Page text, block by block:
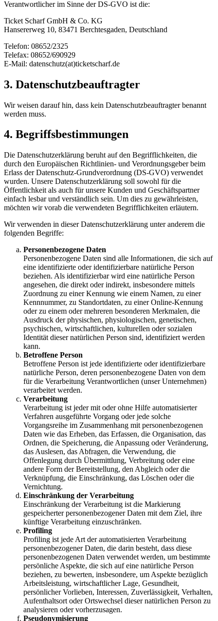
Verantwortlicher im Sinne der DS-GVO ist die:
Ticket Scharf GmbH & Co. KG
Hansererweg 10, 83471 Berchtesgaden, Deutschland
Telefon: 08652/2325
Telefax: 08652/690929
E-Mail: datenschutz(at)ticketscharf.de
3. Datenschutzbeauftragter
Wir weisen darauf hin, dass kein Datenschutzbeauftragter benannt
werden muss.
4. Begriffsbestimmungen
Die Datenschutzerklärung beruht auf den Begrifflichkeiten, die
durch den Europäischen Richtlinien- und Verordnungsgeber beim
Erlass der Datenschutz-Grundverordnung (DS-GVO) verwendet
wurden. Unsere Datenschutzerklärung soll sowohl für die
Öffentlichkeit als auch für unsere Kunden und Geschäftspartner
einfach lesbar und verständlich sein. Um dies zu gewährleisten,
möchten wir vorab die verwendeten Begrifflichkeiten erläutern.
Wir verwenden in dieser Datenschutzerklärung unter anderem die
folgenden Begriffe:
Personenbezogene Daten
Personenbezogene Daten sind alle Informationen, die sich auf
eine identifizierte oder identifizierbare natürliche Person
beziehen. Als identifizierbar wird eine natürliche Person
angesehen, die direkt oder indirekt, insbesondere mittels
Zuordnung zu einer Kennung wie einem Namen, zu einer
Kennnummer, zu Standortdaten, zu einer Online-Kennung
oder zu einem oder mehreren besonderen Merkmalen, die
Ausdruck der physischen, physiologischen, genetischen,
psychischen, wirtschaftlichen, kulturellen oder sozialen
Identität dieser natürlichen Person sind, identifiziert werden
kann.
Betroffene Person
Betroffene Person ist jede identifizierte oder identifizierbare
natürliche Person, deren personenbezogene Daten von dem
für die Verarbeitung Verantwortlichen (unser Unternehmen)
verarbeitet werden.
Verarbeitung
Verarbeitung ist jeder mit oder ohne Hilfe automatisierter
Verfahren ausgeführte Vorgang oder jede solche
Vorgangsreihe im Zusammenhang mit personenbezogenen
Daten wie das Erheben, das Erfassen, die Organisation, das
Ordnen, die Speicherung, die Anpassung oder Veränderung,
das Auslesen, das Abfragen, die Verwendung, die
Offenlegung durch Übermittlung, Verbreitung oder eine
andere Form der Bereitstellung, den Abgleich oder die
Verknüpfung, die Einschränkung, das Löschen oder die
Vernichtung.
Einschränkung der Verarbeitung
Einschränkung der Verarbeitung ist die Markierung
gespeicherter personenbezogener Daten mit dem Ziel, ihre
künftige Verarbeitung einzuschränken.
Profiling
Profiling ist jede Art der automatisierten Verarbeitung
personenbezogener Daten, die darin besteht, dass diese
personenbezogenen Daten verwendet werden, um bestimmte
persönliche Aspekte, die sich auf eine natürliche Person
beziehen, zu bewerten, insbesondere, um Aspekte bezüglich
Arbeitsleistung, wirtschaftlicher Lage, Gesundheit,
persönlicher Vorlieben, Interessen, Zuverlässigkeit, Verhalten,
Aufenthaltsort oder Ortswechsel dieser natürlichen Person zu
analysieren oder vorherzusagen.
Pseudonymisierung